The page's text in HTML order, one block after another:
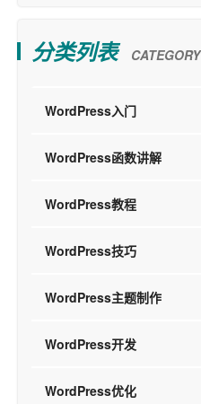
分类列表 CATEGORY
WordPress入门
WordPress函数讲解
WordPress教程
WordPress技巧
WordPress主题制作
WordPress开发
WordPress优化